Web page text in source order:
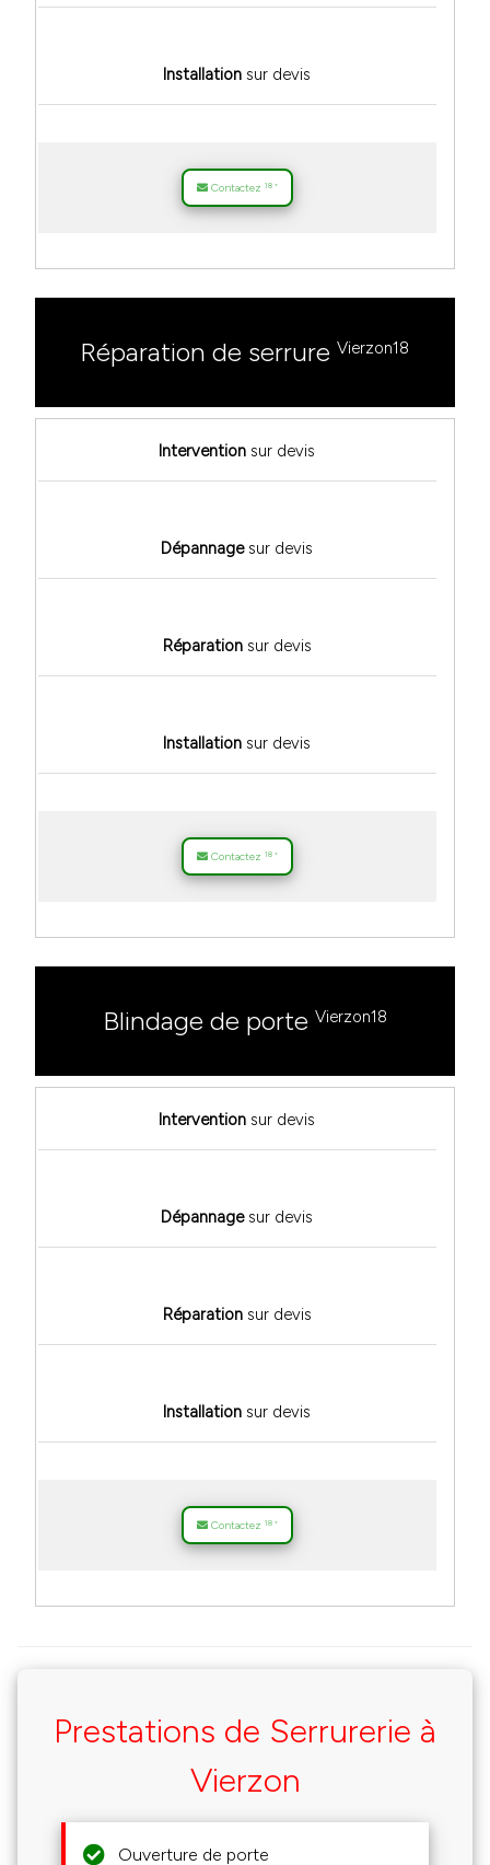
Installation sur devis
Contactez 18 *
Réparation de serrureVierzon18
Intervention sur devis
Dépannagesur devis
Réparationsur devis
Installation sur devis
Contactez 18 *
Blindage de porte Vierzon18
Intervention sur devis
Dépannagesur devis
Réparationsur devis
Installation sur devis
Contactez 18 *
Prestations de Serrurerie à
Vierzon
Ouverture de porte